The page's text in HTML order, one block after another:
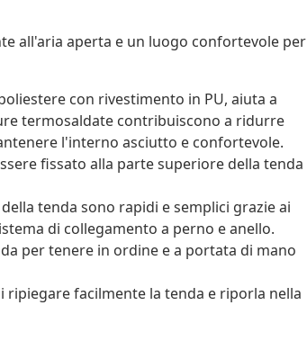
all'aria aperta e un luogo confortevole per
con rivestimento in PU, aiuta a
termosaldate contribuiscono a ridurre
l'interno asciutto e confortevole.
fissato alla parte superiore della tenda
tenda sono rapidi e semplici grazie ai
di collegamento a perno e anello.
per tenere in ordine e a portata di mano
ripiegare facilmente la tenda e riporla nella